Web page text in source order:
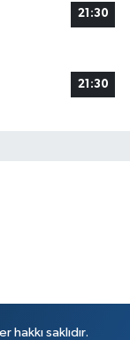
21:30
21:30
saklıdır.